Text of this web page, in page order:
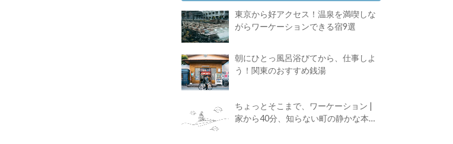
東京から好アクセス！温泉を満喫しな
がらワーケーションできる宿9選
朝にひとっ風呂浴びてから、仕事しよ
う！関東のおすすめ銭湯
ちょっとそこまで、ワーケーション |
家から40分、知らない町の静かな本屋